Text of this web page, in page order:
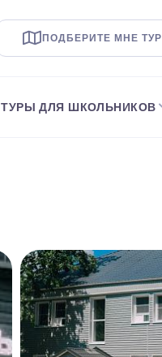
ПОДБЕРИТЕ МНЕ ТУР
ТУРЫ ДЛЯ ШКОЛЬНИКОВ